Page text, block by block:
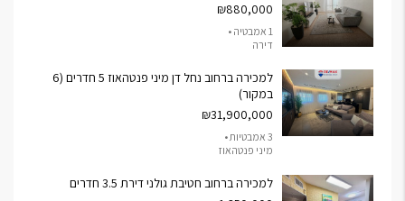
₪880,000
1 אמבטיה •
דירה
למכירה ברחוב נחל דן מיני פנטהאוז 5 חדרים (6
במקור)
₪31,900,000
3 אמבטיות •
מיני פנטהאוז
למכירה ברחוב חטיבת גולני דירת 3.5 חדרים